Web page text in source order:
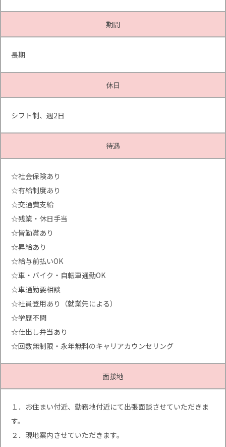
期間
長期
休日
シフト制、週2日
待遇
☆社会保険あり
☆有給制度あり
☆交通費支給
☆残業・休日手当
☆皆勤賞あり
☆昇給あり
☆給与前払いOK
☆車・バイク・自転車通勤OK
☆車通勤要相談
☆社員登用あり（就業先による）
☆学歴不問
☆仕出し弁当あり
☆回数無制限・永年無料のキャリアカウンセリング
面接地
１．お住まい付近、勤務地付近にて出張面談させていただきま
す。
２．現地案内させていただきます。